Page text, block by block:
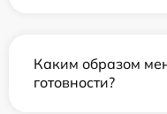
Каким образом
готовности?